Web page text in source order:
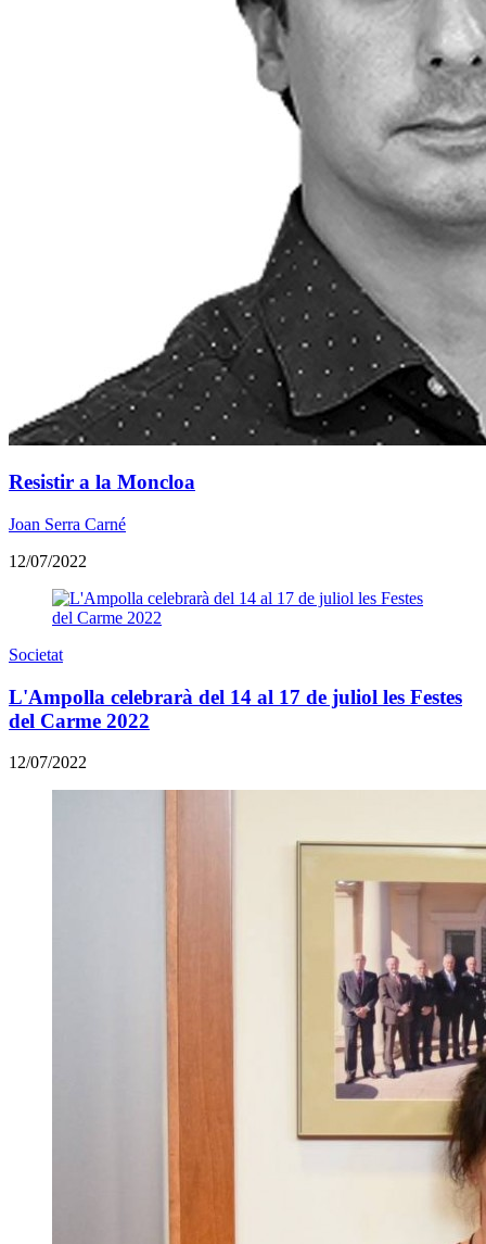
Resistir a la Moncloa
Joan Serra Carné
12/07/2022
Societat
L'Ampolla celebrarà del 14 al 17 de juliol les Festes
del Carme 2022
12/07/2022